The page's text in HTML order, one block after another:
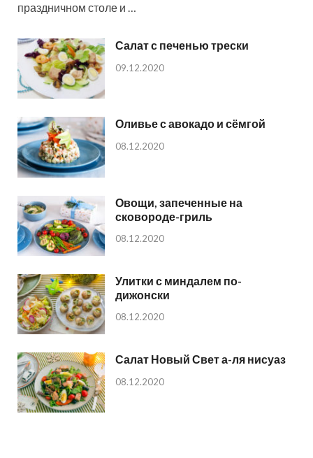
праздничном столе и …
Салат с печенью трески
09.12.2020
Оливье с авокадо и сёмгой
08.12.2020
Овощи, запеченные на
сковороде-гриль
08.12.2020
Улитки с миндалем по-
дижонски
08.12.2020
Салат Новый Свет а-ля нисуаз
08.12.2020